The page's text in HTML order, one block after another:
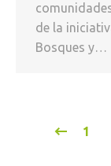
de la
Bosques y…
1